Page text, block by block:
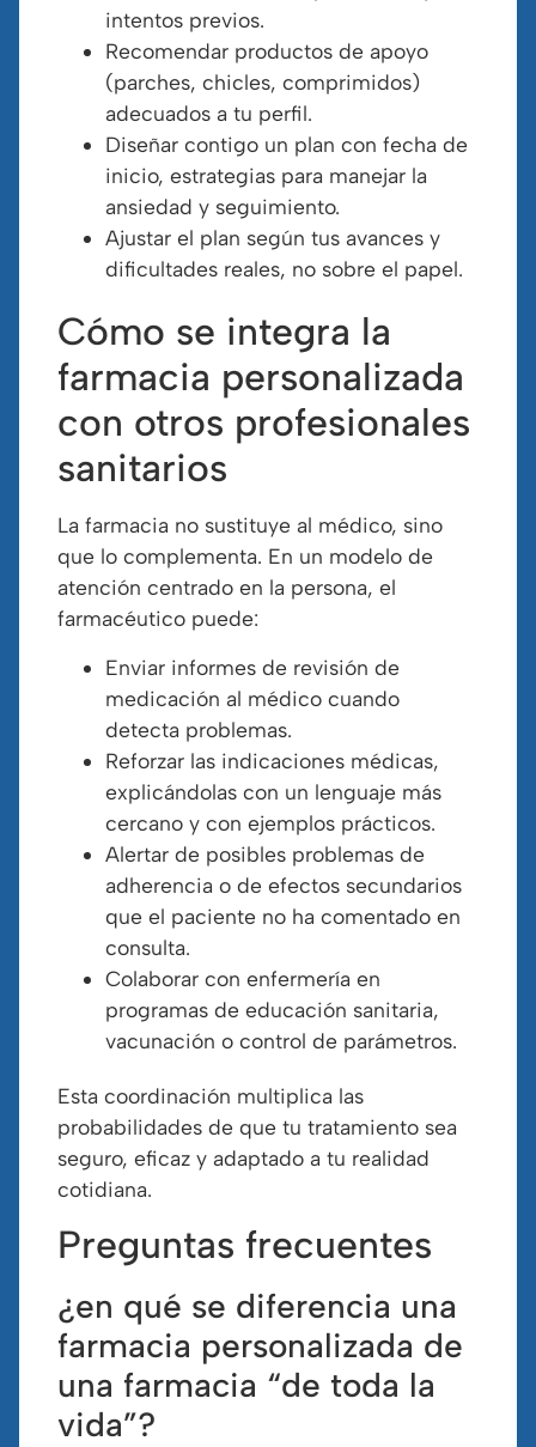
intentos previos.
Recomendar productos de apoyo
(parches, chicles, comprimidos)
adecuados a tu perfil.
Diseñar contigo un plan con fecha de
inicio, estrategias para manejar la
ansiedad y seguimiento.
Ajustar el plan según tus avances y
dificultades reales, no sobre el papel.
Cómo se integra la
farmacia personalizada
con otros profesionales
sanitarios
La farmacia no sustituye al médico, sino
que lo complementa. En un modelo de
atención centrado en la persona, el
farmacéutico puede:
Enviar informes de revisión de
medicación al médico cuando
detecta problemas.
Reforzar las indicaciones médicas,
explicándolas con un lenguaje más
cercano y con ejemplos prácticos.
Alertar de posibles problemas de
adherencia o de efectos secundarios
que el paciente no ha comentado en
consulta.
Colaborar con enfermería en
programas de educación sanitaria,
vacunación o control de parámetros.
Esta coordinación multiplica las
probabilidades de que tu tratamiento sea
seguro, eficaz y adaptado a tu realidad
cotidiana.
Preguntas frecuentes
¿en qué se diferencia una
farmacia personalizada de
una farmacia “de toda la
vida”?